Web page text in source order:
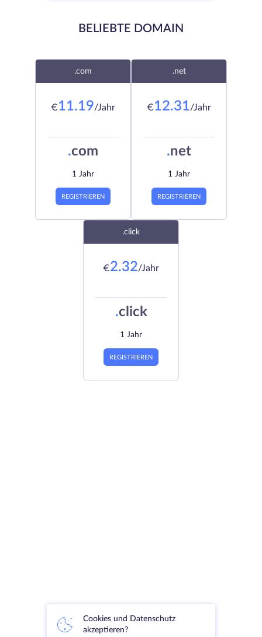
BELIEBTE DOMAIN
.com
€11.19/Jahr
.com
1 Jahr
REGISTRIEREN
.net
€12.31/Jahr
.net
1 Jahr
REGISTRIEREN
.click
€2.32/Jahr
.click
1 Jahr
REGISTRIEREN
Cookies und Datenschutz
akzeptieren?